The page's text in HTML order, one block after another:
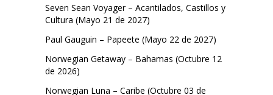
Seven Sean Voyager – Acantilados, Castillos y
Cultura (Mayo 21 de 2027)
Paul Gauguin – Papeete (Mayo 22 de 2027)
Norwegian Getaway – Bahamas (Octubre 12
de 2026)
Norwegian Luna – Caribe (Octubre 03 de